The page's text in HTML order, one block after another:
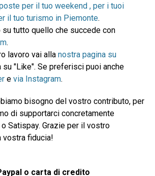
per il tuo weekend , per i tuoi
il tuo turismo in Piemonte.
su tutto quello che succede con
.
lavoro vai alla nostra pagina su
su "Like". Se preferisci puoi anche
e via Instagram.
bisogno del vostro contributo, per
di supportarci concretamente
Satispay. Grazie per il vostro
vostra fiducia!
o carta di credito